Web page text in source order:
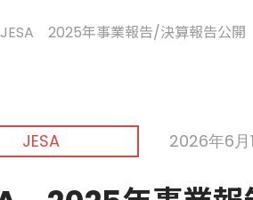
JESA 2025年事業報告/決算報告公開
JESA 2026年6月